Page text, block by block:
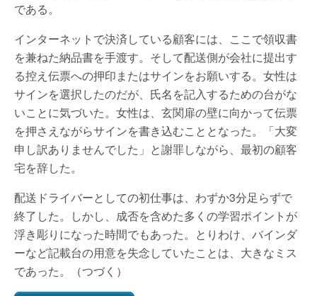
である。
インターネットで決済している顧客には、ここで領収書
を兼ねた納品書を手渡す。そして配送側が会社に提出す
る控え伝票への押印またはサインをお願いする。女性は
サインを選択したのだが、氏名を記入するための台がな
いことに気づいた。女性は、玄関扉の壁に向かって伝票
を押さえながらサインを書き込むこととなった。「大変
申し訳ありませんでした」と謝罪しながら、最初の顧客
宅を辞した。
配送ドライバーとしての初仕事は、わずか3分足らずで
終了した。しかし、成否を含めた多くの学習ポイントが
浮き彫りになった時間でもあった。とりわけ、バインダ
ーなど記載台の用意を失念していたことは、大きなミス
であった。（つづく）